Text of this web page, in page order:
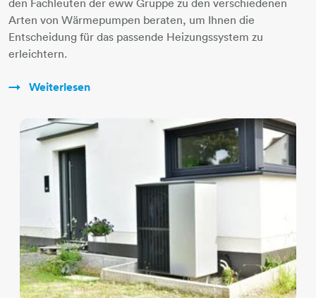
den Fachleuten der eww Gruppe zu den verschiedenen
Arten von Wärmepumpen beraten, um Ihnen die
Entscheidung für das passende Heizungssystem zu
erleichtern.
Weiterlesen